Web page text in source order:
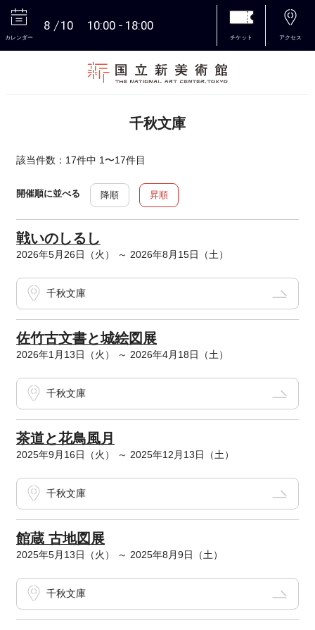
カレンダー
8 10 10:00 18:00
チケット アクセス
千秋文庫
該当件数：17件中 1〜17件目
開催順に並べる 降順 昇順
戦いのしるし
2026年5月26日（火） ～ 2026年8月15日（土）
千秋文庫
佐竹古文書と城絵図展
2026年1月13日（火） ～ 2026年4月18日（土）
千秋文庫
茶道と花鳥風月
2025年9月16日（火） ～ 2025年12月13日（土）
千秋文庫
館蔵 古地図展
2025年5月13日（火） ～ 2025年8月9日（土）
千秋文庫